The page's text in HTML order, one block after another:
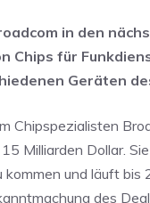
in den
Chips für
Geräten
Chipspezialisten
Milliarden Dollar.
und läuft
des